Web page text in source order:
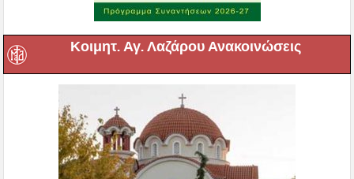
Κοιμητ. Αγ. Λαζάρου Ανακοινώσεις